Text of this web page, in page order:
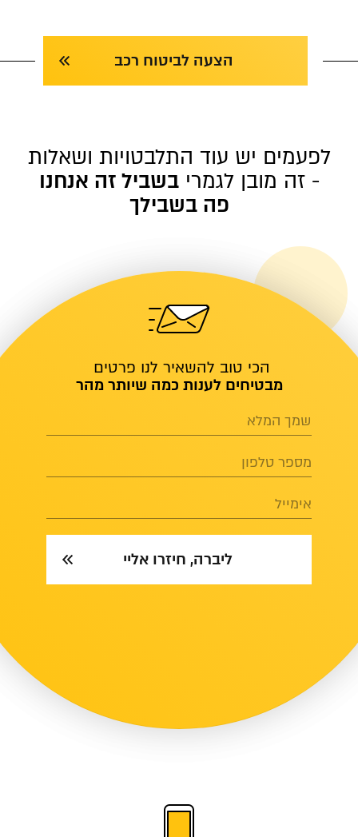
הצעה לביטוח רכב
לפעמים יש עוד התלבטויות ושאלות
- זה מובן לגמרי בשביל זה אנחנו
פה בשבילך
הכי טוב להשאיר לנו פרטים
מבטיחים לענות כמה שיותר מהר
שמך המלא
מספר טלפון
אימייל
ליברה, חיזרו אליי